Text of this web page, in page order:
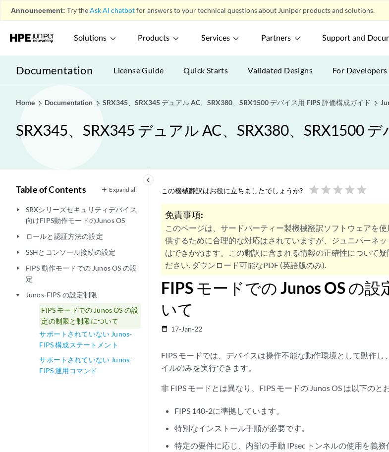
Announcement: Try theAsk AI chatbotfor answers to your technical questions about Juniper products and solutions.
Solutions Products Services Partners Support and
Documentation License Guide Quick Starts Validated Designs For Developers
Home Documentation SRX345、SRX345 デュアル AC、SRX380、SRX1500 デバイス用 FIPS 評価構成ガイド
SRX345、SRX345 デュアル AC、SRX380、SRX1500
keyboard_arrow_left
Table of Contents Expand all
play_arrow
SRXシリーズセキュリティデバイス
向けFIPS動作モードのJunos OS
play_arrow ロールと認証方法の設定
play_arrow SSHとコンソール接続の設定
play_arrow
FIPS 動作モードでの Junos OS の設
定
play_arrow
Junos-FIPS の設定制限
FIPS モードでの Junos OS の設
定の制限と制限について
サポートされていない Junos-
FIPS 構成ステートメント
サポートされていない Junos-
FIPS 運用コマンド
この機械翻訳はお役に立ちましたでしょうか? star star star star star
免責事項:
このページは、サードパーティー製機械翻訳ソフトウェアを
供するために合理的な対応はされていますが、ジュニパーネ
はできかねます。この翻訳に含まれる情報の正確性について
ださい. ダウンロード可能なPDF (英語版のみ).
FIPS モードでの Junos OS の
いて
date_range 17-Jan-22
FIPS モードでは、デバイスは操作不能な動作環境として動作し
イルのみを実行できます。
非 FIPS モードとは異なり、FIPS モードの Junos OS は以下のと
FIPS 140-2に準拠しています。
特別なインストール手順が必要です。
特定の要件に応じ、内部の手動 IPsec トンネルの使用を義務